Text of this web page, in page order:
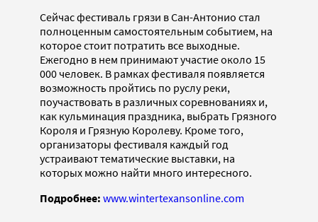
Сейчас фестиваль грязи в Сан-Антонио стал
полноценным самостоятельным событием, на
которое стоит потратить все выходные.
Ежегодно в нем принимают участие около 15
000 человек. В рамках фестиваля появляется
возможность пройтись по руслу реки,
поучаствовать в различных соревнованиях и,
как кульминация праздника, выбрать Грязного
Короля и Грязную Королеву. Кроме того,
организаторы фестиваля каждый год
устраивают тематические выставки, на
которых можно найти много интересного.
Подробнее: www.wintertexansonline.com